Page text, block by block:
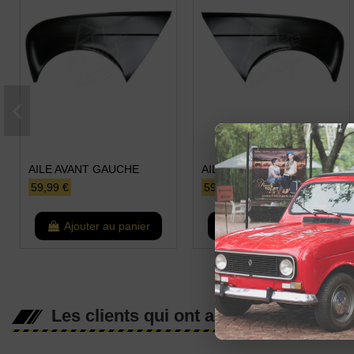
AILE AVANT GAUCHE
59,99 €
Ajouter au panier
AILE AVANT DROITE
59,99 €
Ajouter au panier
Les clients qui ont acheté ce produit